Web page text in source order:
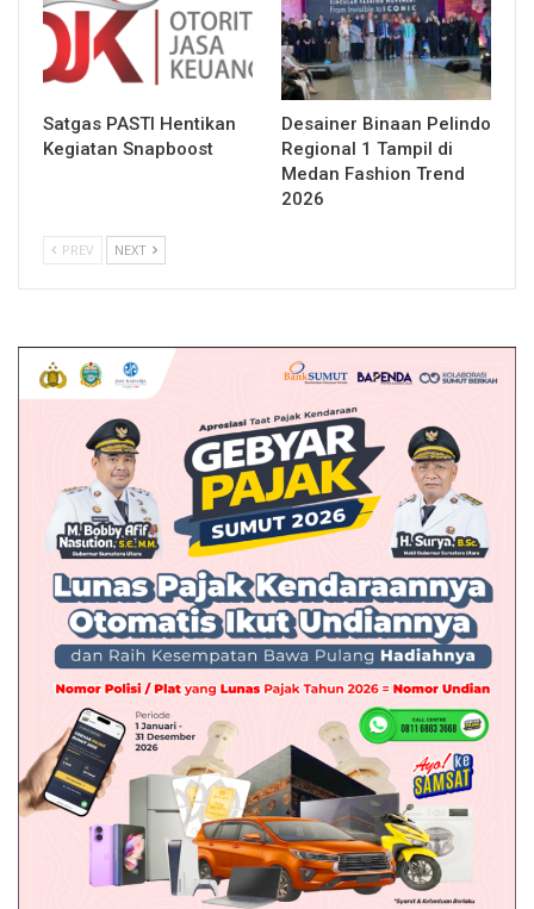
Satgas PASTI Hentikan
Kegiatan Snapboost
Desainer Binaan Pelindo
Regional 1 Tampil di
Medan Fashion Trend
2026
PREV NEXT